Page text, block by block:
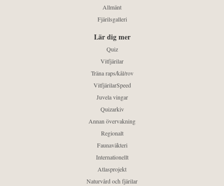
Allmänt
Fjärilsgalleri
Lär dig mer
Quiz
Vitfjärilar
Träna raps/kål/rov
VitfjärilarSpeed
Juvela vingar
Quizarkiv
Annan övervakning
Regionalt
Faunaväkteri
Internationellt
Atlasprojekt
Naturvård och fjärilar